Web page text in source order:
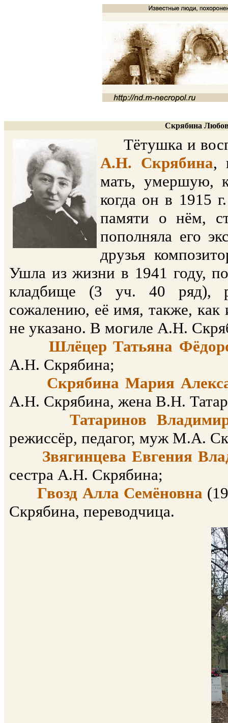
Скрябина
Тётушка и
А.Н. Скрябина,
мать, умершую,
когда он в 1915
памяти о нём,
пополняла его
друзья
Ушла из жизни в 1941 году,
кладбище (3 уч. 40 ряд),
сожалению, её имя, также, как
не указано. В могиле А.Н.
Шлёцер Татьяна
А.Н. Скрябина;
Скрябина Мария
А.Н. Скрябина, жена В.Н.
Татаринов
режиссёр, педагог, муж М.А.
Звягинцева Евгения
сестра А.Н. Скрябина;
Гвозд Алла Семёновна
Скрябина, переводчица.